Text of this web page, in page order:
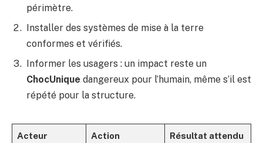
périmètre.
Installer des systèmes de mise à la terre
conformes et vérifiés.
Informer les usagers : un impact reste un
ChocUnique dangereux pour l’humain, même s’il est
répété pour la structure.
Acteur
Action
Résultat attendu